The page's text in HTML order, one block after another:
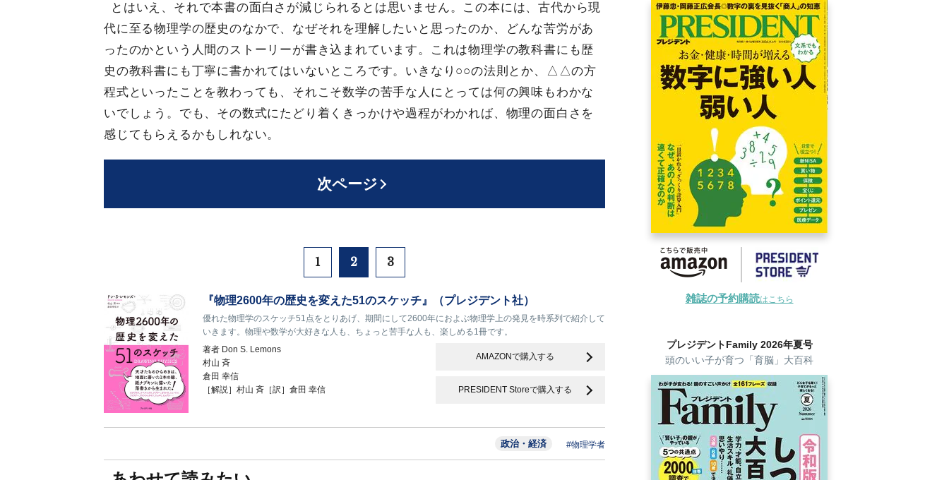
とはいえ、それで本書の面白さが減じられるとは思いません。この本には、古代から現
代に至る物理学の歴史のなかで、なぜそれを理解したいと思ったのか、どんな苦労があ
ったのかという人間のストーリーが書き込まれています。これは物理学の教科書にも歴
史の教科書にも丁寧に書かれてはいないところです。いきなり○○の法則とか、△△の方
程式といったことを教わっても、それこそ数学の苦手な人にとっては何の興味もわかな
いでしょう。でも、その数式にたどり着くきっかけや過程がわかれば、物理の面白さを
感じてもらえるかもしれない。
次ページ
1 2 3
『物理2600年の歴史を変えた51のスケッチ』（プレジデント社）
優れた物理学のスケッチ51点をとりあげ、期間にして2600年におよぶ物理学上の発見を時系列で紹介して
いきます。物理や数学が大好きな人も、ちょっと苦手な人も、楽しめる1冊です。
著者 Don S. Lemons
村山 斉
倉田 幸信
［解説］村山 斉［訳］倉田 幸信
AMAZONで購入する
PRESIDENT Storeで購入する
政治・経済 #物理学者
雑誌の予約購読はこちら
プレジデントFamily 2026年夏号
頭のいい子が育つ「育脳」大百科